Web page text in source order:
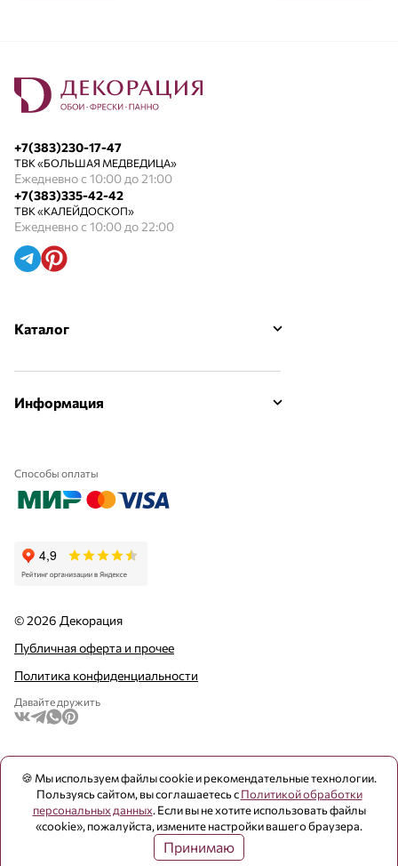
В корзину
+7(383)230-17-47
ТВК «БОЛЬШАЯ МЕДВЕДИЦА»
Ежедневно с 10:00 до 21:00
+7(383)335-42-42
ТВК «КАЛЕЙДОСКОП»
Ежедневно с 10:00 до 22:00
Каталог
Информация
Способы оплаты
© 2026 Декорация
Публичная оферта и прочее
Политика конфиденциальности
Давайте дружить
🍪 Мы используем файлы cookie и рекомендательные технологии.
Пользуясь сайтом, вы соглашаетесь сПолитикой обработки
персональных данных. Если вы не хотите использовать файлы
«cookie», пожалуйста, измените настройки вашего браузера.
Принимаю